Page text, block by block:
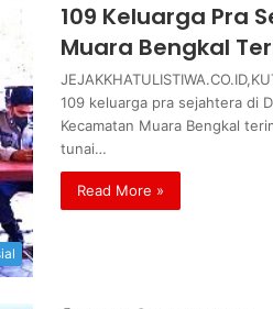
109 Keluarga Pra
Muara Bengkal
109 keluarga pra sejahtera di
Kecamatan Muara Bengkal
tunai…
Read More »